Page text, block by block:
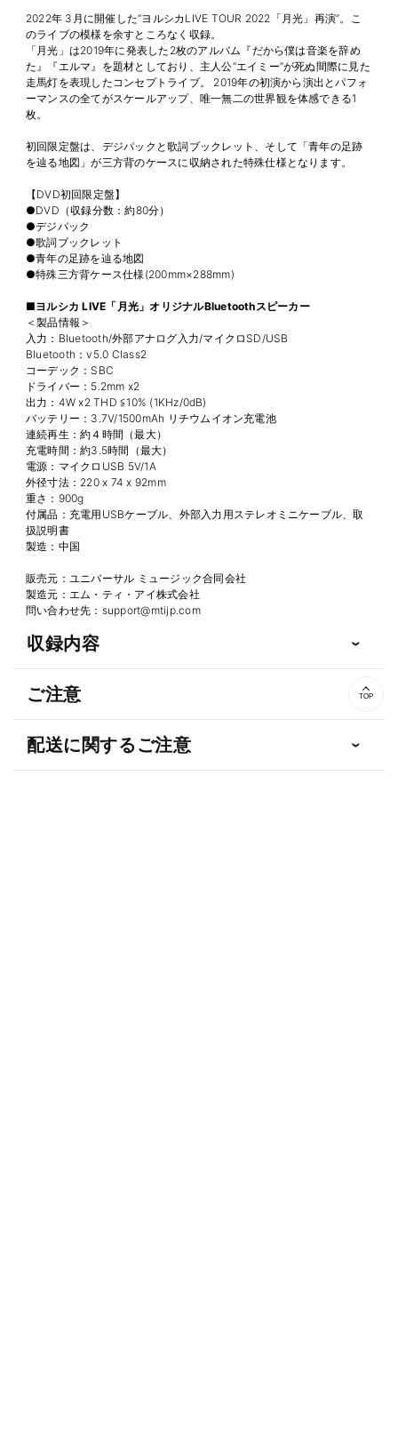
2022年 3月に開催した“ヨルシカLIVE TOUR 2022「月光」再演”。こ
のライブの模様を余すところなく収録。
「月光」は2019年に発表した2枚のアルバム『だから僕は音楽を辞め
た』『エルマ』を題材としており、主人公“エイミー”が死ぬ間際に見た
走馬灯を表現したコンセプトライブ。 2019年の初演から演出とパフォ
ーマンスの全てがスケールアップ、唯一無二の世界観を体感できる1
枚。
初回限定盤は、デジパックと歌詞ブックレット、そして「青年の足跡
を辿る地図」が三方背のケースに収納された特殊仕様となります。
【DVD初回限定盤】
●DVD（収録分数：約80分）
●デジパック
●歌詞ブックレット
●青年の足跡を辿る地図
●特殊三方背ケース仕様(200mm×288mm)
■ヨルシカ LIVE「月光」オリジナルBluetoothスピーカー
＜製品情報＞
入力：Bluetooth/外部アナログ入力/マイクロSD/USB
Bluetooth：v5.0 Class2
コーデック：SBC
ドライバー：5.2mm x2
出力：4W x2 THD ≦10% (1KHz/0dB)
バッテリー：3.7V/1500mAh リチウムイオン充電池
連続再生：約４時間（最大）
充電時間：約3.5時間（最大）
電源：マイクロUSB 5V/1A
外径寸法：220 x 74 x 92mm
重さ：900g
付属品：充電用USBケーブル、外部入力用ステレオミニケーブル、取
扱説明書
製造：中国
販売元：ユニバーサル ミュージック合同会社
製造元：エム・ティ・アイ株式会社
問い合わせ先：support@mtijp.com
収録内容
ご注意
配送に関するご注意
TOP